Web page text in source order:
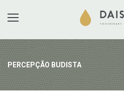
PERCEPÇÃO BUDISTA